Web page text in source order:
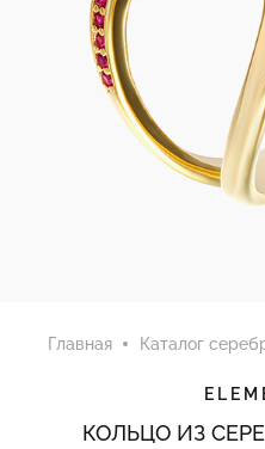
Главная Каталог
КОЛЬЦО ИЗ